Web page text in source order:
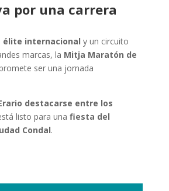
por una carrera
élite internacional y un circuito
marcas, la Mitja Maratón de
ser una jornada
destacarse entre los
listo para una fiesta del
Condal.